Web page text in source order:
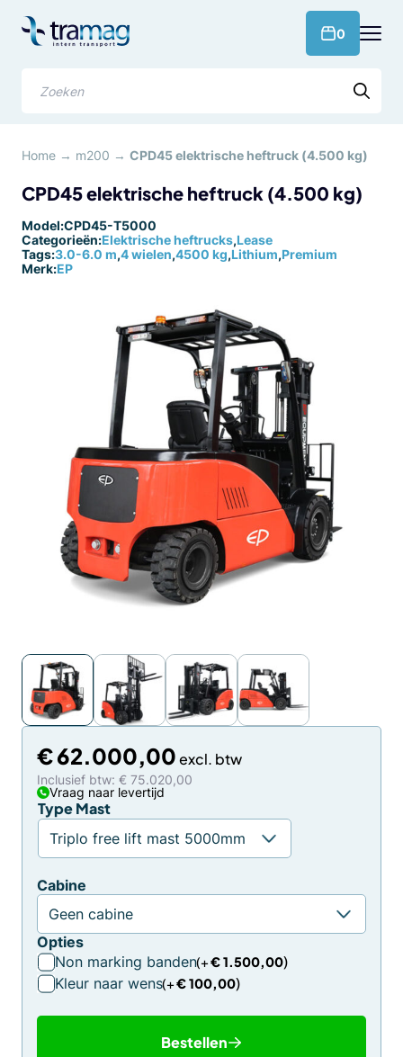
naar
0
Home → m200 → CPD45 elektrische heftruck (4.500 kg)
CPD45 elektrische heftruck (4.500 kg)
Model:CPD45-T5000
Categorieën:Elektrische heftrucks,Lease
Tags:3.0-6.0 m,4 wielen,4500 kg,Lithium,Premium
Merk:EP
€62.000,00
Inclusief btw: € 75.020,00
Vraag naar levertijd
Type Mast
Cabine
Opties
Non marking banden
€1.500,00
Kleur naar wens €100,00
Bestellen